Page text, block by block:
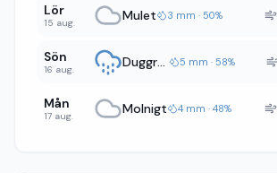
Lör
15 aug. Mulet 3 mm · 50%
Sön
16 aug. Duggregn 5 mm · 58%
Mån
17 aug. Molnigt 4 mm · 48%